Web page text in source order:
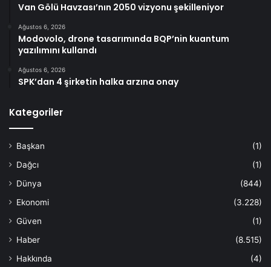
Van Gölü Havzası’nın 2050 vizyonu şekilleniyor
Ağustos 6, 2026
Modovolo, drone tasarımında BQP’nin kuantum
yazılımını kullandı
Ağustos 6, 2026
SPK’dan 4 şirketin halka arzına onay
Kategoriler
Başkan
(1)
Dağcı
(1)
Dünya
(844)
Ekonomi
(3.228)
Güven
(1)
Haber
(8.515)
Hakkında
(4)